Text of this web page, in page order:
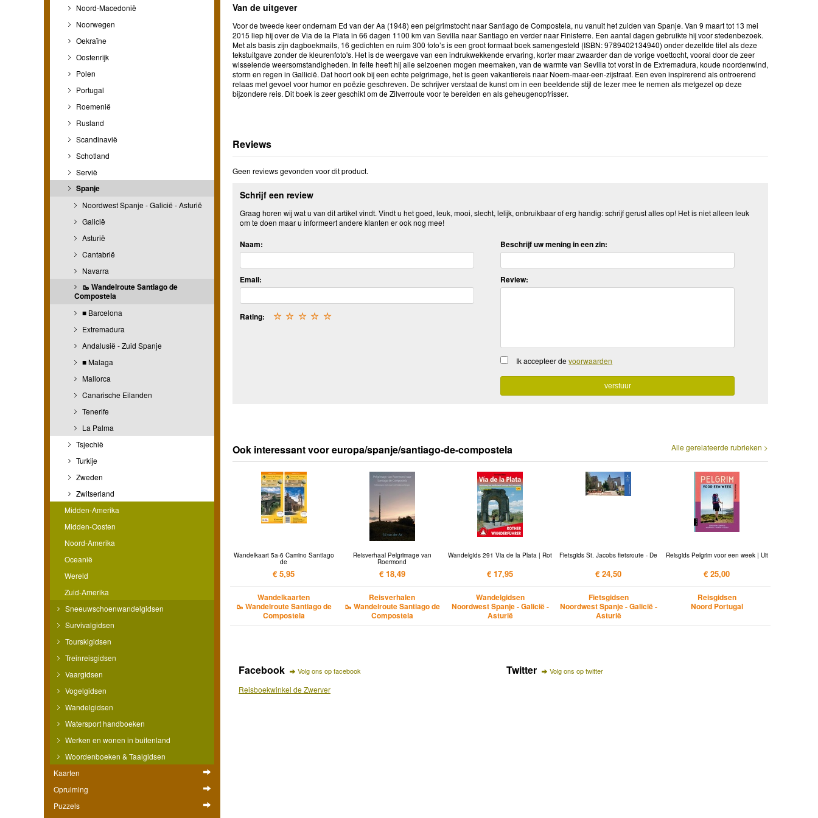
Noord-Macedonië
Noorwegen
Oekraïne
Oostenrijk
Polen
Portugal
Roemenië
Rusland
Scandinavië
Schotland
Servië
Spanje
Noordwest Spanje - Galicië - Asturië
Galicië
Asturië
Cantabrië
Navarra
🥾 Wandelroute Santiago de
Compostela
■ Barcelona
Extremadura
Andalusië - Zuid Spanje
■ Malaga
Mallorca
Canarische Eilanden
Tenerife
La Palma
Tsjechië
Turkije
Zweden
Zwitserland
Midden-Amerika
Midden-Oosten
Noord-Amerika
Oceanië
Wereld
Zuid-Amerika
Sneeuwschoenwandelgidsen
Survivalgidsen
Tourskigidsen
Treinreisgidsen
Vaargidsen
Vogelgidsen
Wandelgidsen
Watersport handboeken
Werken en wonen in buitenland
Woordenboeken & Taalgidsen
Kaarten
Opruiming
Puzzels
Van de uitgever
Voor de tweede keer ondernam Ed van der Aa (1948) een pelgrimstocht naar Santiago de Compostela, nu vanuit het zuiden van Spanje. Van 9 maart tot 13 mei
2015 liep hij over de Via de la Plata in 66 dagen 1100 km van Sevilla naar Santiago en verder naar Finisterre. Een aantal dagen gebruikte hij voor stedenbezoek.
Met als basis zijn dagboekmails, 16 gedichten en ruim 300 foto’s is een groot formaat boek samengesteld (ISBN: 9789402134940) onder dezelfde titel als deze
tekstuitgave zonder de kleurenfoto's. Het is de weergave van een indrukwekkende ervaring, korter maar zwaarder dan de vorige voettocht, vooral door de zeer
wisselende weersomstandigheden. In feite heeft hij alle seizoenen mogen meemaken, van de warmte van Sevilla tot vorst in de Extremadura, koude noordenwind,
storm en regen in Gallicië. Dat hoort ook bij een echte pelgrimage, het is geen vakantiereis naar Noem-maar-een-zijstraat. Een even inspirerend als ontroerend
relaas met gevoel voor humor en poëzie geschreven. De schrijver verstaat de kunst om in een beeldende stijl de lezer mee te nemen als metgezel op deze
bijzondere reis. Dit boek is zeer geschikt om de Zilverroute voor te bereiden en als geheugenopfrisser.
Reviews
Geen reviews gevonden voor dit product.
Schrijf een review
Graag horen wij wat u van dit artikel vindt. Vindt u het goed, leuk, mooi, slecht, lelijk, onbruikbaar of erg handig: schrijf gerust alles op! Het is niet alleen leuk
om te doen maar u informeert andere klanten er ook nog mee!
Naam:
Email:
Rating: ☆
☆
☆
☆
☆
Beschrijf uw mening in een zin:
Review:
Ik accepteer devoorwaarden
Alle gerelateerde rubrieken >
Ook interessant voor europa/spanje/santiago-de-compostela
Wandelkaart 5a-6 Camino Santiago
de
€ 5,95
Wandelkaarten
🥾 Wandelroute Santiago de
Compostela
Reisverhaal Pelgrimage van
Roermond
€ 18,49
Reisverhalen
🥾 Wandelroute Santiago de
Compostela
Wandelgids 291 Via de la Plata | Rot
€ 17,95
Wandelgidsen
Noordwest Spanje - Galicië -
Asturië
Fietsgids St. Jacobs fietsroute - De
€ 24,50
Fietsgidsen
Noordwest Spanje - Galicië -
Asturië
Reisgids Pelgrim voor een week | Uit
€ 25,00
Reisgidsen
Noord Portugal
Facebook Volg ons op facebook
Reisboekwinkel de Zwerver
Twitter Volg ons op twitter